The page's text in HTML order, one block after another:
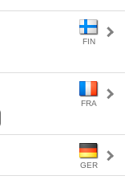
FIN
FRA
GER